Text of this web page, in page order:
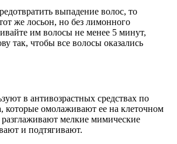
выпадение волос, то
же лосьон, но без лимонного
им волосы не менее 5 минут,
так, чтобы все волосы оказались
в антивозрастных средствах по
которые омолаживают ее на клеточном
мелкие мимические
и подтягивают.